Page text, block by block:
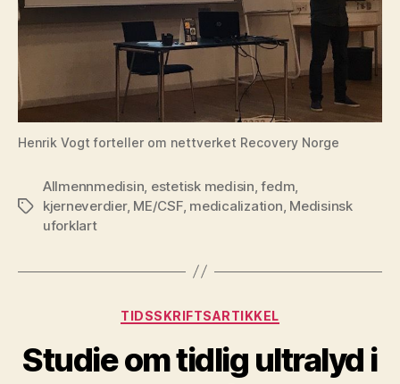
Henrik Vogt forteller om nettverket Recovery Norge
Stikkord
Allmennmedisin estetisk medisin ,fedm
kjerneverdier, ME/CSF, medicalization Medisinsk
uforklart
Kategorier
TIDSSKRIFTSARTIKKEL
Studie om tidlig ultralyd i